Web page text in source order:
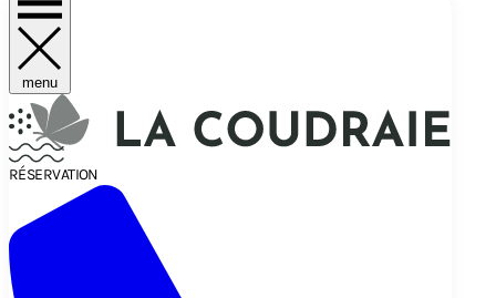
menu
RÉSERVATION